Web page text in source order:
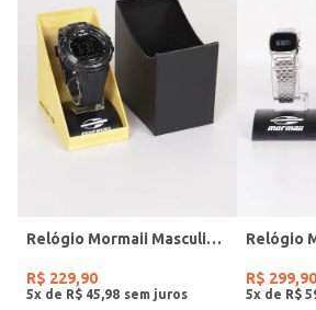
Relógio Mormaii Masculino PRETO
R$ 229,90
5x de R$ 45 98
R$ 299,90
5x de R$